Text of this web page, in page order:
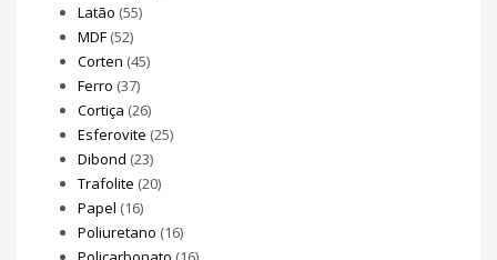
Latão (55)
MDF (52)
Corten (45)
Ferro (37)
Cortiça (26)
Esferovite (25)
Dibond (23)
Trafolite (20)
Papel (16)
Poliuretano (16)